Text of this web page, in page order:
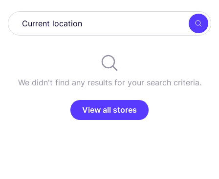
We didn't find any results for your search criteria.
View all stores